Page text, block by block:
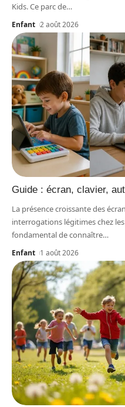
Kids. Ce parc de…
Enfant 2 août 2026
Guide : écran, clavier,
La présence croissante des
interrogations légitimes chez
fondamental de connaître…
Enfant 1 août 2026